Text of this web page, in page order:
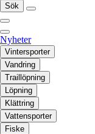
Sök
Nyheter
Vintersporter
Vandring
Traillöpning
Löpning
Klättring
Vattensporter
Fiske